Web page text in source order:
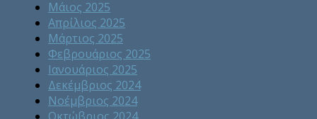
Μάιος 2025
Απρίλιος 2025
Μάρτιος 2025
Φεβρουάριος 2025
Ιανουάριος 2025
Δεκέμβριος 2024
Νοέμβριος 2024